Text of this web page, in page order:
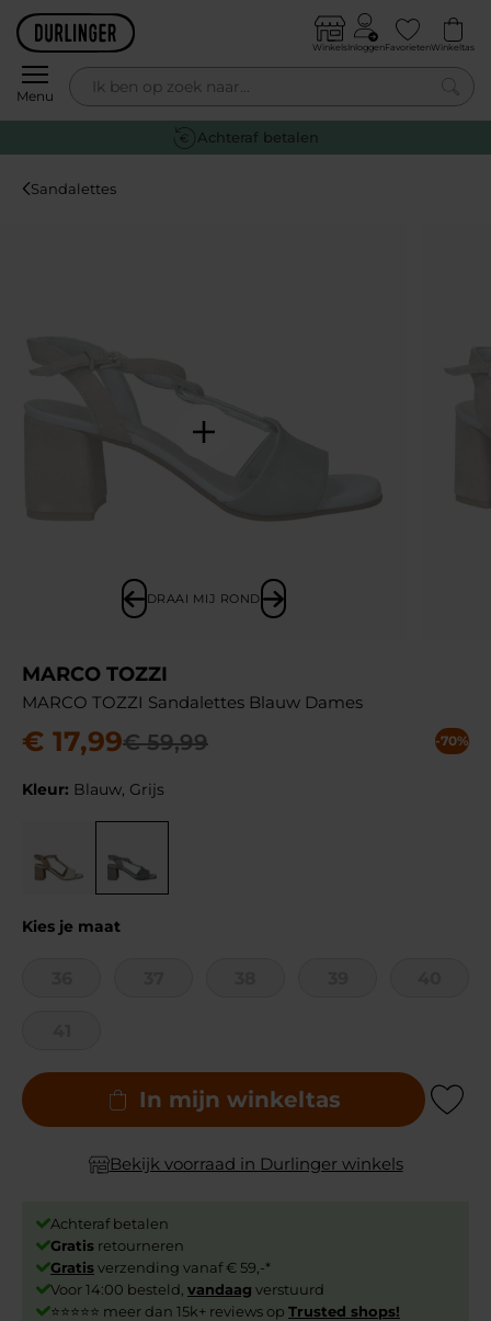
Skip to content
Menu
WinkelsInloggenFavorietenWinkeltas
0
Gratis retourneren
Sandalettes
DRAAI MIJ ROND
MARCO TOZZI
MARCO TOZZI Sandalettes Blauw Dames
€ 17,99€ 59,99 -70%
Kleur: Blauw, Grijs
Kies je maat
In mijn winkeltas Add to
Bekijk voorraad in Durlinger winkels
Achteraf betalen
Gratis retourneren
Gratisverzending vanaf € 59,-*
Voor 14:00 besteld, vandaag verstuurd
⭐⭐⭐⭐⭐ meer dan 15k+ reviews op Trusted shops!